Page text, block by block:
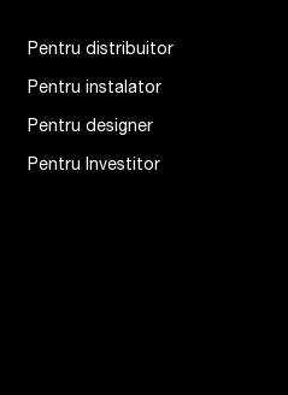
Pentru distribuitor
Pentru instalator
Pentru designer
Pentru Investitor